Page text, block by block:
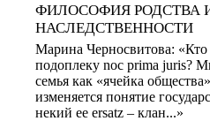
ФИЛОСОФИЯ РОДСТВА
НАСЛЕДСТВЕННОСТИ
Марина Черносвитова:
подоплеку noc prima juris?
семья как «ячейка
изменяется понятие
некий ее ersatz – клан...»